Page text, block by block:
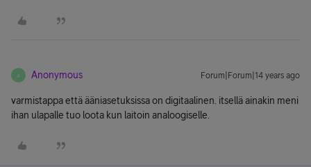
A Anonymous Forum|Forum|14 years ago
varmistappa että ääniasetuksissa on digitaalinen. itsellä ainakin meni
ihan ulapalle tuo loota kun laitoin analoogiselle.